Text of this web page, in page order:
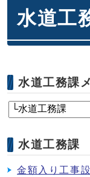
水道工
水道工務課
水道工務課
金額入り工事